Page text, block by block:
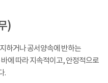
)
하거나 공서양속에 반하는
에 따라 지속적이고, 안정적으로
.